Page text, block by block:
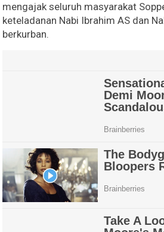
mengajak seluruh masyarakat
keteladanan Nabi Ibrahim AS dan
berkurban.